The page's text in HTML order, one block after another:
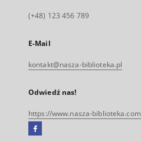
(+48) 123 456 789
E-Mail
kontakt@nasza-biblioteka.pl
Odwiedź nas!
https://www.nasza-biblioteka.com
Facebook